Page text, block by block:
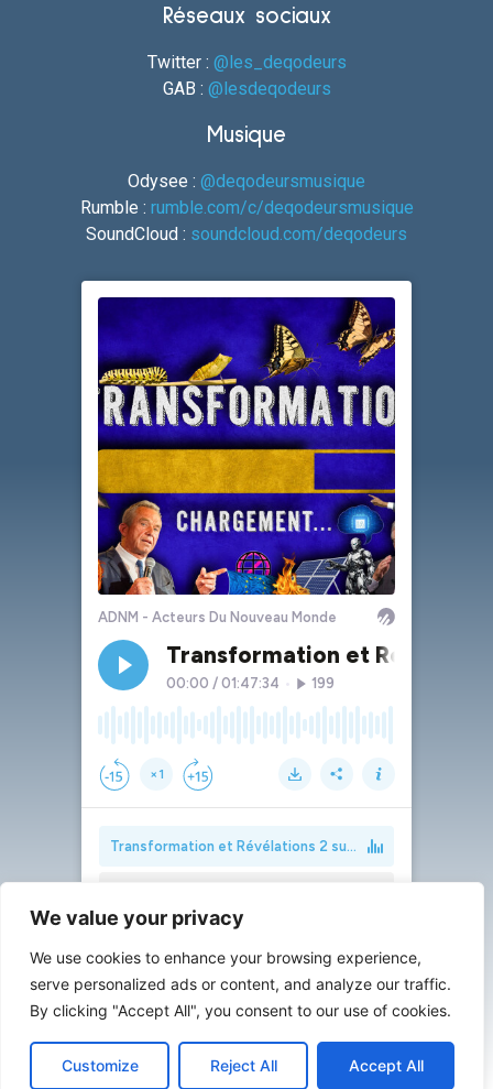
We value your privacy
We use cookies to enhance your browsing experience,
serve personalized ads or content, and analyze our traffic.
By clicking "Accept All", you consent to our use of cookies.
Customize Reject All Accept All
Réseaux sociaux
Twitter : @les_deqodeurs
GAB : @lesdeqodeurs
Musique
Odysee : @deqodeursmusique
Rumble : rumble.com/c/deqodeursmusique
SoundCloud : soundcloud.com/deqodeurs